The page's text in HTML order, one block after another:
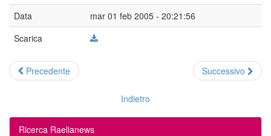
Data
mar 01 feb 2005 - 20:21:56
Scarica
Precedente Successivo
Indietro
Ricerca Raelianews